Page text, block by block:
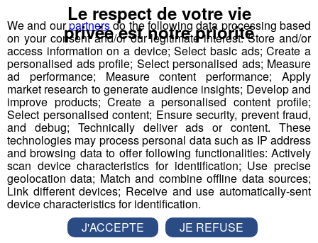
Partager sur Twitter
Testé Approuvé | Faites du Saut à
l'élastique... en vélo avec Jessica !
Publié par La rédaction Montblanclive-27 juin 2018 à 10h00
-Mis à jour le 16 août 2018 à 15h34
We and ourpartnersdo the following data processing based
on your consent and/or our legitimate interest: Store and/or
access information on a device; Select basic ads; Create a
personalised ads profile; Select personalised ads; Measure
ad performance; Measure content performance; Apply
market research to generate audience insights; Develop and
improve products; Create a personalised content profile;
Select personalised content; Ensure security, prevent fraud,
and debug; Technically deliver ads or content. These
technologies may process personal data such as IP address
and browsing data to offer following functionalities: Actively
scan device characteristics for identification; Use precise
geolocation data; Match and combine offline data sources;
Link different devices; Receive and use automatically-sent
device characteristics for identification.
Le respect de votre vie
privée est notre priorité
J'ACCEPTE
JE REFUSE